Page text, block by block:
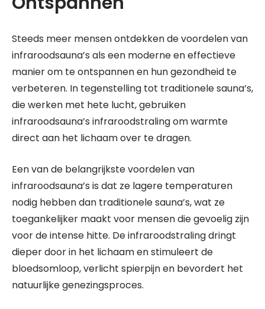
Steeds meer mensen ontdekken de voordelen van
infraroodsauna’s als een moderne en effectieve
manier om te ontspannen en hun gezondheid te
verbeteren. In tegenstelling tot traditionele sauna’s,
die werken met hete lucht, gebruiken
infraroodsauna’s infraroodstraling om warmte
direct aan het lichaam over te dragen.
Een van de belangrijkste voordelen van
infraroodsauna’s is dat ze lagere temperaturen
nodig hebben dan traditionele sauna’s, wat ze
toegankelijker maakt voor mensen die gevoelig zijn
voor de intense hitte. De infraroodstraling dringt
dieper door in het lichaam en stimuleert de
bloedsomloop, verlicht spierpijn en bevordert het
natuurlijke genezingsproces.